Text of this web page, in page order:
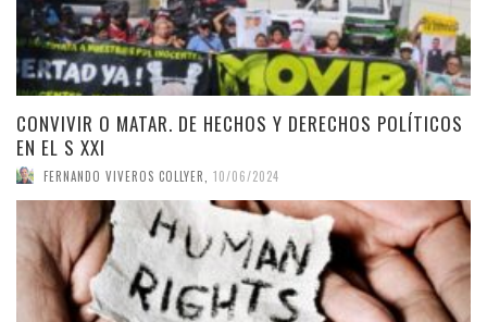
CONVIVIR O MATAR. DE HECHOS Y DERECHOS POLÍTICOS
EN EL S XXI
FERNANDO VIVEROS COLLYER 10/06/2024